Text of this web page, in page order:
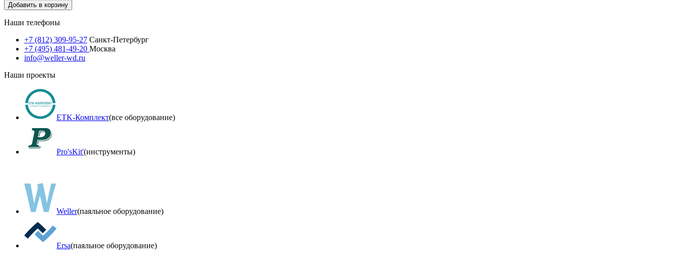
Добавить в корзину
Наши телефоны
+7 (812) 309-95-27 Санкт-Петербург
+7 (495) 481-49-20 Москва
info@weller-wd.ru
Наши проекты
ETK-Комплект(все оборудование)
Pro'sKit'(инструменты)
Weller(паяльное оборудование)
Ersa(паяльное оборудование)